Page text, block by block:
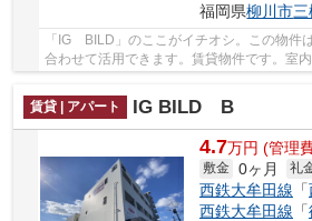
福岡県柳川市
「IG BILD」のここがイチオシ。この物件
合わせて活用できます。賃貸物件です。室
場付きの物件です。柳川市や西鉄大牟田線
賃貸 | アパート
IG BILD B
4.7万円 (管理
敷金 0ヶ月 礼
西鉄大牟田線 「
西鉄大牟田線 「